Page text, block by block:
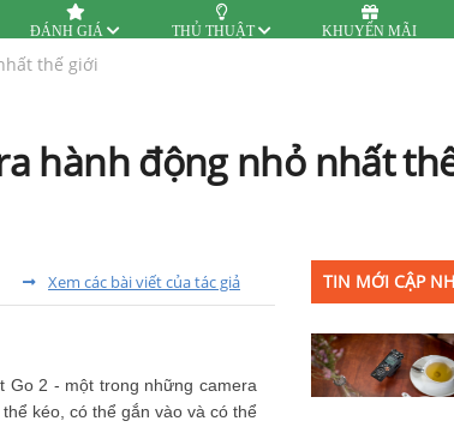
ĐÁNH GIÁ THỦ THUẬT KHUYẾN MÃI
thế giới
hành động nhỏ nhất
Xem các bài viết của tác giả
Go 2 - một trong những camera
kéo, có thể gắn vào và có thể
TIN MỚI CẬP